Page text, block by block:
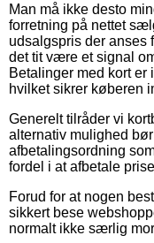
Man må ikke desto
forretning på nettet
udsalgspris der anses
det tit være et signal
Betalinger med kort er
hvilket sikrer køberen
Generelt tilråder vi
alternativ mulighed
afbetalingsordning
fordel i at afbetale
Forud for at nogen
sikkert bese
normalt ikke særlig